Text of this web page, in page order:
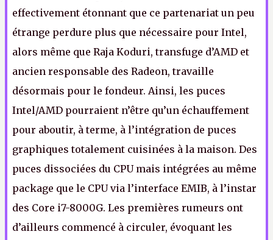
effectivement étonnant que ce partenariat un peu
étrange perdure plus que nécessaire pour Intel,
alors même que Raja Koduri, transfuge d’AMD et
ancien responsable des Radeon, travaille
désormais pour le fondeur. Ainsi, les puces
Intel/AMD pourraient n’être qu’un échauffement
pour aboutir, à terme, à l’intégration de puces
graphiques totalement cuisinées à la maison. Des
puces dissociées du CPU mais intégrées au même
package que le CPU via l’interface EMIB, à l’instar
des Core i7-8000G. Les premières rumeurs ont
d’ailleurs commencé à circuler, évoquant les